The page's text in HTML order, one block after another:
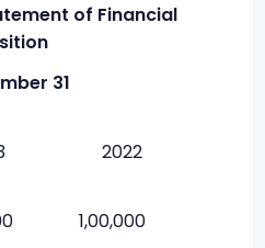
of Financial
31